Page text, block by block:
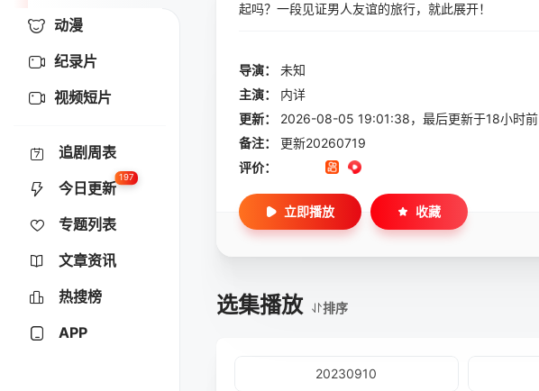
动漫
纪录片
视频短片
追剧周表
今日更新
197
专题列表
文章资讯
热搜榜
APP
起吗？一段见证男人友谊的旅行，就此展开！
导演：
未知
主演：
内详
更新：
2026-08-05 19:01:38，最后更新于18小时前
备注：
更新20260719
评价：
立即播放 收藏
选集播放 排序
20230910